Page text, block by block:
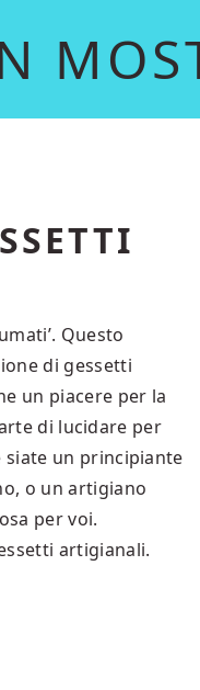
Questo
di gessetti
un piacere per la
di lucidare per
un principiante
o un artigiano
per voi.
artigianali.